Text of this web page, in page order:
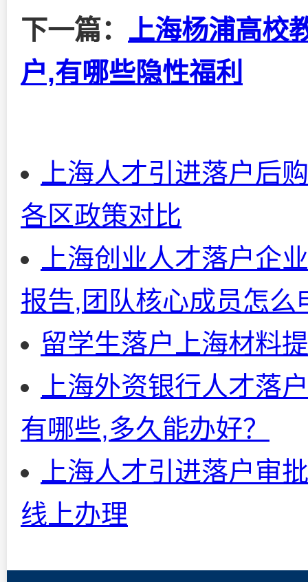
下一篇： 上海杨浦高校
户,有哪些隐性福利
上海人才引进落户后
各区政策对比
上海创业人才落户企
报告,团队核心成员怎么
留学生落户上海材料
上海外资银行人才落
有哪些,多久能办好？
上海人才引进落户审
线上办理